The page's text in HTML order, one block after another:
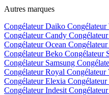
Autres marques
Congélateur Daiko
Congélateur Candy
Congélateur Ocean
Congélateur Beko Congélateur
Congélateur Samsung
Congélateur Royal Congélateur
Congélateur Elexia
Congélateur Indesit